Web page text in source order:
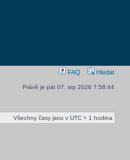
FAQ Hledat
Právě je pát 07. srp 2026 7:58:44
Všechny časy jsou v UTC + 1 hodina